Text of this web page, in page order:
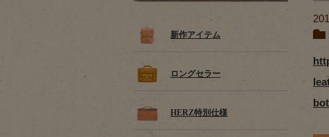
新作アイテム
ロングセラー
HERZ特別仕様